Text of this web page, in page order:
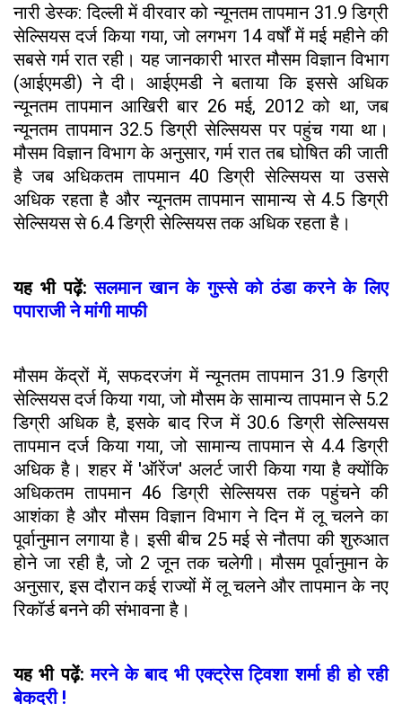
नारी डेस्क: दिल्ली में वीरवार को न्यूनतम तापमान 31.9 डिग्री
सेल्सियस दर्ज किया गया, जो लगभग 14 वर्षों में मई महीने की
सबसे गर्म रात रही। यह जानकारी भारत मौसम विज्ञान विभाग
(आईएमडी) ने दी। आईएमडी ने बताया कि इससे अधिक
न्यूनतम तापमान आखिरी बार 26 मई, 2012 को था, जब
न्यूनतम तापमान 32.5 डिग्री सेल्सियस पर पहुंच गया था।
मौसम विज्ञान विभाग के अनुसार, गर्म रात तब घोषित की जाती
है जब अधिकतम तापमान 40 डिग्री सेल्सियस या उससे
अधिक रहता है और न्यूनतम तापमान सामान्य से 4.5 डिग्री
सेल्सियस से 6.4 डिग्री सेल्सियस तक अधिक रहता है।
यह भी पढ़ें:सलमान खान के गुस्से को ठंडा करने के लिए
पपाराजी ने मांगी माफी
मौसम केंद्रों में, सफदरजंग में न्यूनतम तापमान 31.9 डिग्री
सेल्सियस दर्ज किया गया, जो मौसम के सामान्य तापमान से 5.2
डिग्री अधिक है, इसके बाद रिज में 30.6 डिग्री सेल्सियस
तापमान दर्ज किया गया, जो सामान्य तापमान से 4.4 डिग्री
अधिक है। शहर में 'ऑरेंज' अलर्ट जारी किया गया है क्योंकि
अधिकतम तापमान 46 डिग्री सेल्सियस तक पहुंचने की
आशंका है और मौसम विज्ञान विभाग ने दिन में लू चलने का
पूर्वानुमान लगाया है। इसी बीच 25 मई से नौतपा की शुरुआत
होने जा रही है, जो 2 जून तक चलेगी। मौसम पूर्वानुमान के
अनुसार, इस दौरान कई राज्यों में लू चलने और तापमान के नए
रिकॉर्ड बनने की संभावना है।
यह भी पढ़ें:मरने के बाद भी एक्ट्रेस ट्विशा शर्मा ही हो रही
बेकदरी !